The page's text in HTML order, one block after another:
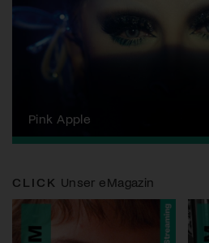
Zurich Film Festival
Pink Apple
Locarno Film Festival
Human Rights Film Festival
Yesh! Neues aus der jüdischen
Neuchâtel International
Visions du Réel
Berlinale
Solothurner Filmtage
Geneva International Film
CLICK Unser eMagazin